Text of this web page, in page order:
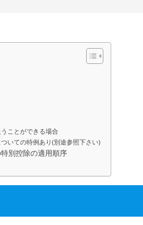
ことができる場合
いての特例あり(別途参照下さい)
別控除の適用順序